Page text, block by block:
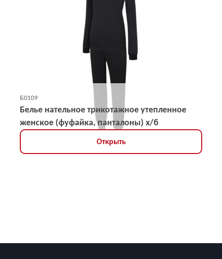
Б0109
Белье нательное трикотажное утепленное
женское (фуфайка, панталоны) х/б
Открыть